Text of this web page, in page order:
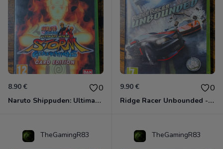
8.90 € 0
Naruto Shippuden: Ultimate Ninja Storm Generations - Card Edition Xbox 360
9.90 € 0
Ridge Racer Unbounded - Édition Limitée Xbox 360
TheGamingR83 TheGamingR83